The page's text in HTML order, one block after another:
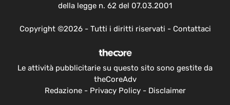
della legge n. 62 del 07.03.2001
Copyright ©2026 - Tutti i diritti riservati - Contattaci
Le attività pubblicitarie su questo sito sono gestite da
theCoreAdv
Redazione- Privacy Policy- Disclaimer